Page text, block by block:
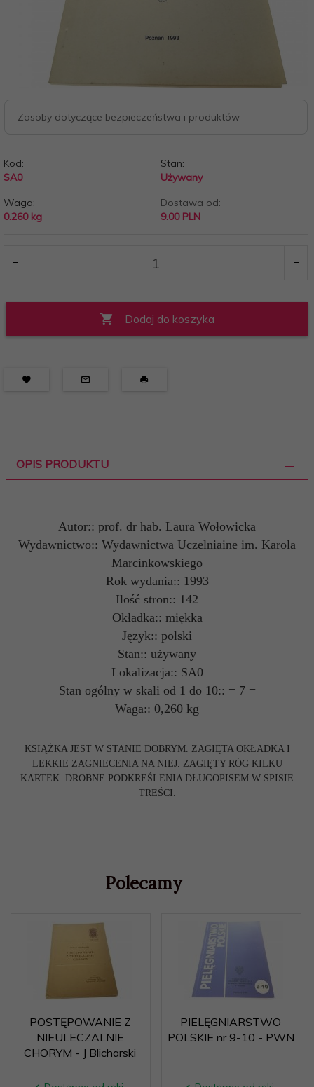
Zasoby dotyczące bezpieczeństwa i produktów
Kod:
SA0
Stan:
Używany
Waga:
0.260 kg
Dostawa od:
9.00 PLN
Dodaj do koszyka
OPIS PRODUKTU
Autor:: prof. dr hab. Laura Wołowicka
Wydawnictwo:: Wydawnictwa Uczelniaine im. Karola
Marcinkowskiego
Rok wydania:: 1993
Ilość stron:: 142
Okładka:: miękka
Język:: polski
Stan:: używany
Lokalizacja:: SA0
Stan ogólny w skali od 1 do 10:: = 7 =
Waga:: 0,260 kg
KSIĄŻKA JEST W STANIE DOBRYM. ZAGIĘTA OKŁADKA I
LEKKIE ZAGNIECENIA NA NIEJ. ZAGIĘTY RÓG KILKU
KARTEK. DROBNE PODKREŚLENIA DŁUGOPISEM W SPISIE
TREŚCI.
Polecamy
POSTĘPOWANIE Z
NIEULECZALNIE
CHORYM - J Blicharski
PIELĘGNIARSTWO
POLSKIE nr 9-10 - PWN